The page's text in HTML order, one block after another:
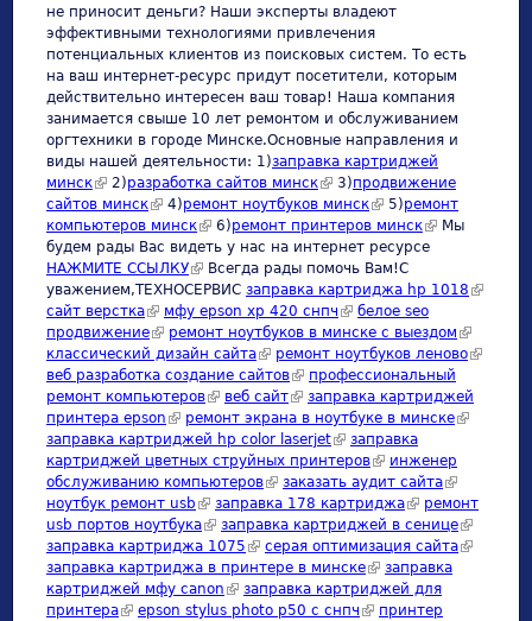
не приносит деньги? Наши эксперты владеют
эффективными технологиями привлечения
потенциальных клиентов из поисковых систем. То есть
на ваш интернет-ресурс придут посетители, которым
действительно интересен ваш товар! Наша компания
занимается свыше 10 лет ремонтом и обслуживанием
оргтехники в городе Минске.Основные направления и
виды нашей деятельности: 1)заправка картриджей
минск(link is external)
2)разработка сайтов минск(link is external)
3)продвижение
сайтов минск(link is external)
4)ремонт ноутбуков минск(link is external)
5)ремонт
компьютеров минск(link is external)
6)ремонт принтеров минск(link is
external)
Мы
будем рады Вас видеть у нас на интернет ресурсе
НАЖМИТЕ ССЫЛКУ(link is external)
Всегда рады помочь Вам!С
уважением,ТЕХНОСЕРВИC заправка картриджа hp 1018 (link is
сайт верстка(link is external)
мфу epson xp 420 снпч (link is external)
белое seo
продвижение(link is external)
ремонт ноутбуков в минске с выездом (link is
external)
классический дизайн сайта(link is external)
ремонт ноутбуков леново(link is
веб разработка создание сайтов(link is external)
профессиональный
ремонт компьютеров(link is external)
веб сайт(link is external)
заправка картриджей
принтера epson (link is external)
ремонт экрана в ноутбуке в минске(link is
заправка картриджей hp color laserjet(link is external)
заправка
картриджей цветных струйных принтеров(link is external)
инженер
обслуживанию компьютеров(link is external)
заказать аудит сайта(link is
external)
ноутбук ремонт usb (link is external)
заправка 178 картриджа(link is external)
ремонт
usb портов ноутбука(link is external)
заправка картриджей в сенице(link is
external)
заправка картриджа 1075 (link is external)
серая оптимизация сайта(link is
заправка картриджа в принтере в минске(link is external)
заправка
картриджей мфу canon (link is external)
заправка картриджей для
принтера(link is external)
epson stylus photo p50 с снпч (link is external)
принтер